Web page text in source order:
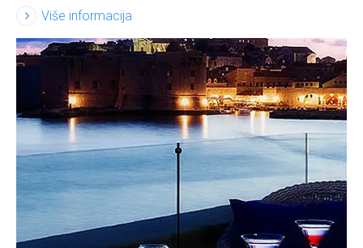
Više informacija